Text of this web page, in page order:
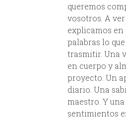
queremos
vosotros. A
explicamos en
palabras lo
trasmitir. Una
en cuerpo y
proyecto. Un
diario. Una
maestro. Y
sentimientos